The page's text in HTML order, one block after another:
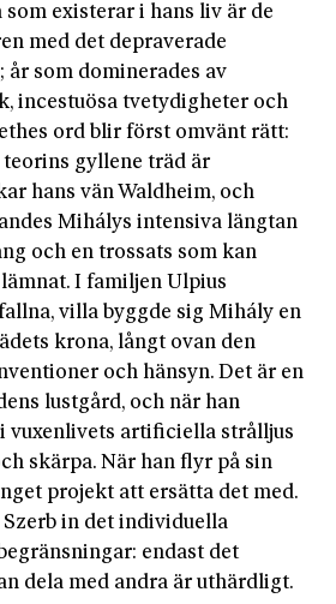
existerar i hans liv är de
med det depraverade
år som dominerades av
incestuösa tvetydigheter och
ord blir först omvänt rätt:
gyllene träd är
hans vän Waldheim, och
Mihálys intensiva längtan
och en trossats som kan
I familjen Ulpius
villa byggde sig Mihály en
krona, långt ovan den
och hänsyn. Det är en
lustgård, och när han
vuxenlivets artificiella strålljus
skärpa. När han flyr på sin
projekt att ersätta det med.
in det individuella
endast det
dela med andra är uthärdligt.